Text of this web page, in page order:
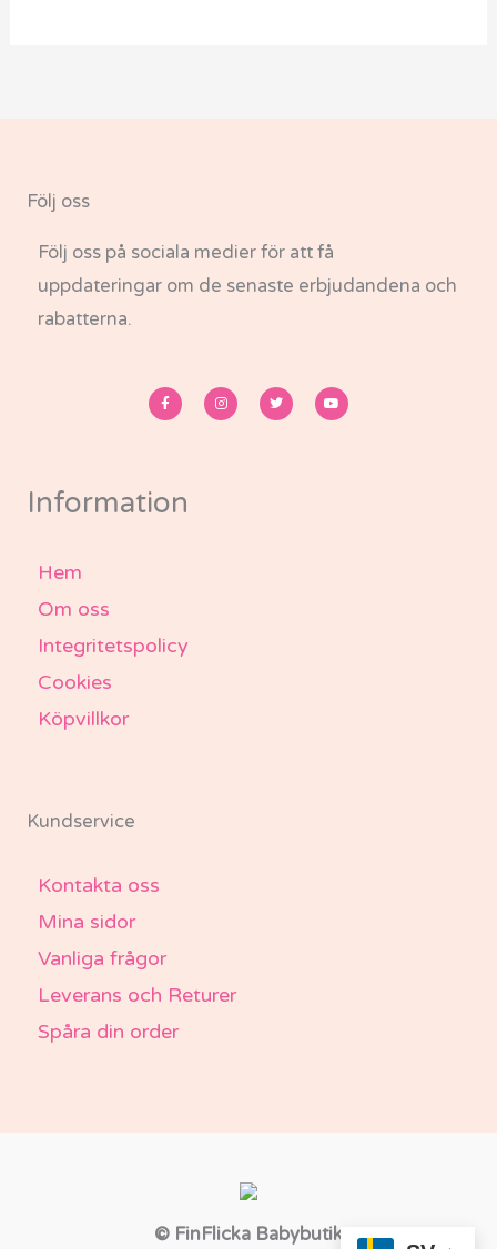
Följ oss
Följ oss på sociala medier för att få
uppdateringar om de senaste erbjudandena och
rabatterna.
a
c
e
f
n
s
t
w
i
t
o
u
t
Information
Hem
Om oss
Integritetspolicy
Cookies
Köpvillkor
Kundservice
Kontakta oss
Mina sidor
Vanliga frågor
Leverans och Returer
Spåra din order
© FinFlicka Babybutik